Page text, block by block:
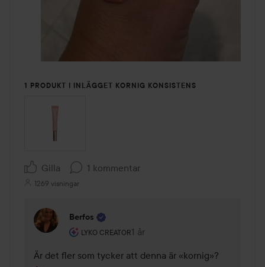
1 PRODUKT I INLÄGGET KORNIG KONSISTENS
Gilla 1 kommentar
1269 visningar
Berfos
LYKO CREATOR
Användarens roll: Lyko Creator.
1 år
Kommentaren lades 1 år
Är det fler som tycker att denna är «kornig»?